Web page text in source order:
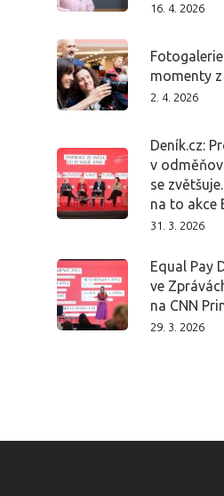
16. 4. 2026
momenty
2. 4. 2026
Deník.cz:
v
se
na to akce
31. 3. 2026
Equal Pay
ve
na CNN
29. 3. 2026